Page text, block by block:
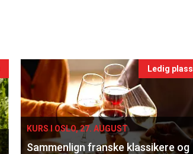
Ledig plass
KURS I OSLO, 27. AUGUST
Sammenlign franske klassikere og